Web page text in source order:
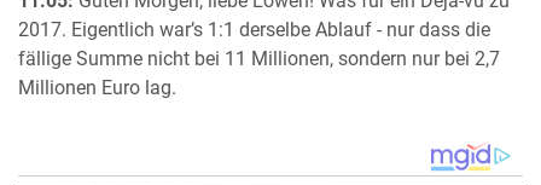
2017. Eigentlich war’s 1:1 derselbe Ablauf - nur dass die
fällige Summe nicht bei 11 Millionen, sondern nur bei 2,7
Millionen Euro lag.